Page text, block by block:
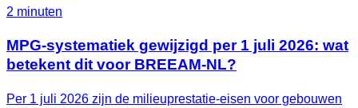
2 minuten
MPG-systematiek gewijzigd per 1 juli 2026: wat
betekent dit voor BREEAM-NL?
Per 1 juli 2026 zijn de milieuprestatie-eisen voor gebouwen